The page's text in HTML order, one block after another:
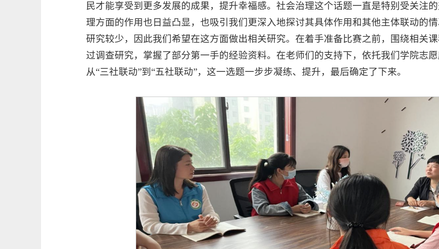
民才能享受到更多发展的成果，提升幸福感。社会治理这个话题一直是特别受关注
理方面的作用也日益凸显，也吸引我们更深入地探讨其具体作用和其他主体联动的
研究较少，因此我们希望在这方面做出相关研究。在着手准备比赛之前，围绕相关
过调查研究，掌握了部分第一手的经验资料。在老师们的支持下，依托我们学院志
从“三社联动”到“五社联动”，这一选题一步步凝练、提升，最后确定了下来。